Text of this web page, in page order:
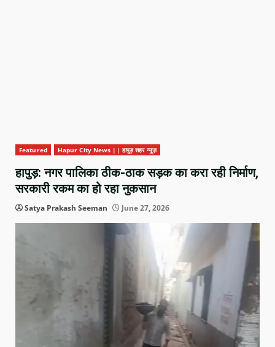
Featured Hapur City News || हापुड़ शहर न्यूज़
हापुड़: नगर पालिका ठीक-ठाक सड़क का करा रही निर्माण,
सरकारी रकम का हो रहा नुकसान
Satya Prakash Seeman June 27, 2026